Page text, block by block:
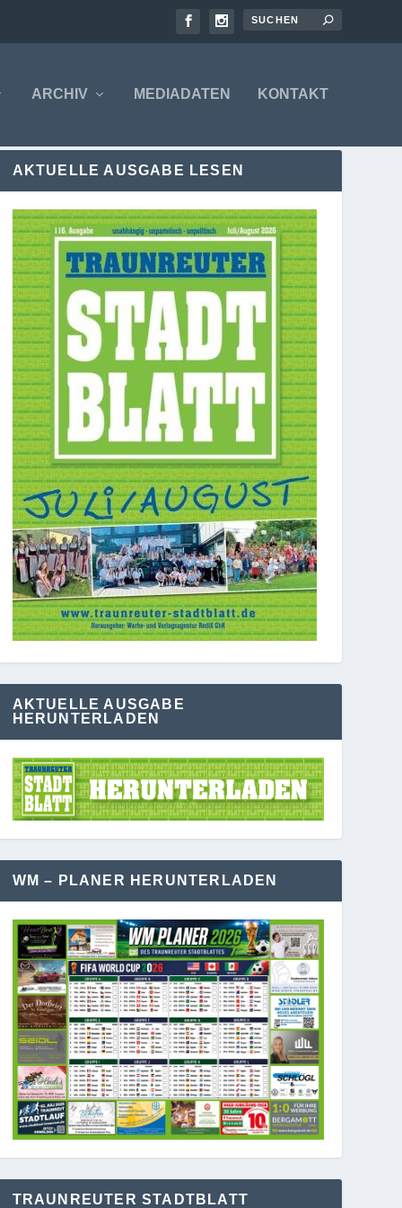
ARCHIV MEDIADATEN KONTAKT
AKTUELLE AUSGABE LESEN
AKTUELLE AUSGABE
HERUNTERLADEN
WM – PLANER HERUNTERLADEN
TRAUNREUTER STADTBLATT